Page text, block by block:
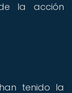
la acción
tenido la